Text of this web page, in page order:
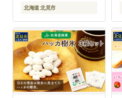
北海道 北見市